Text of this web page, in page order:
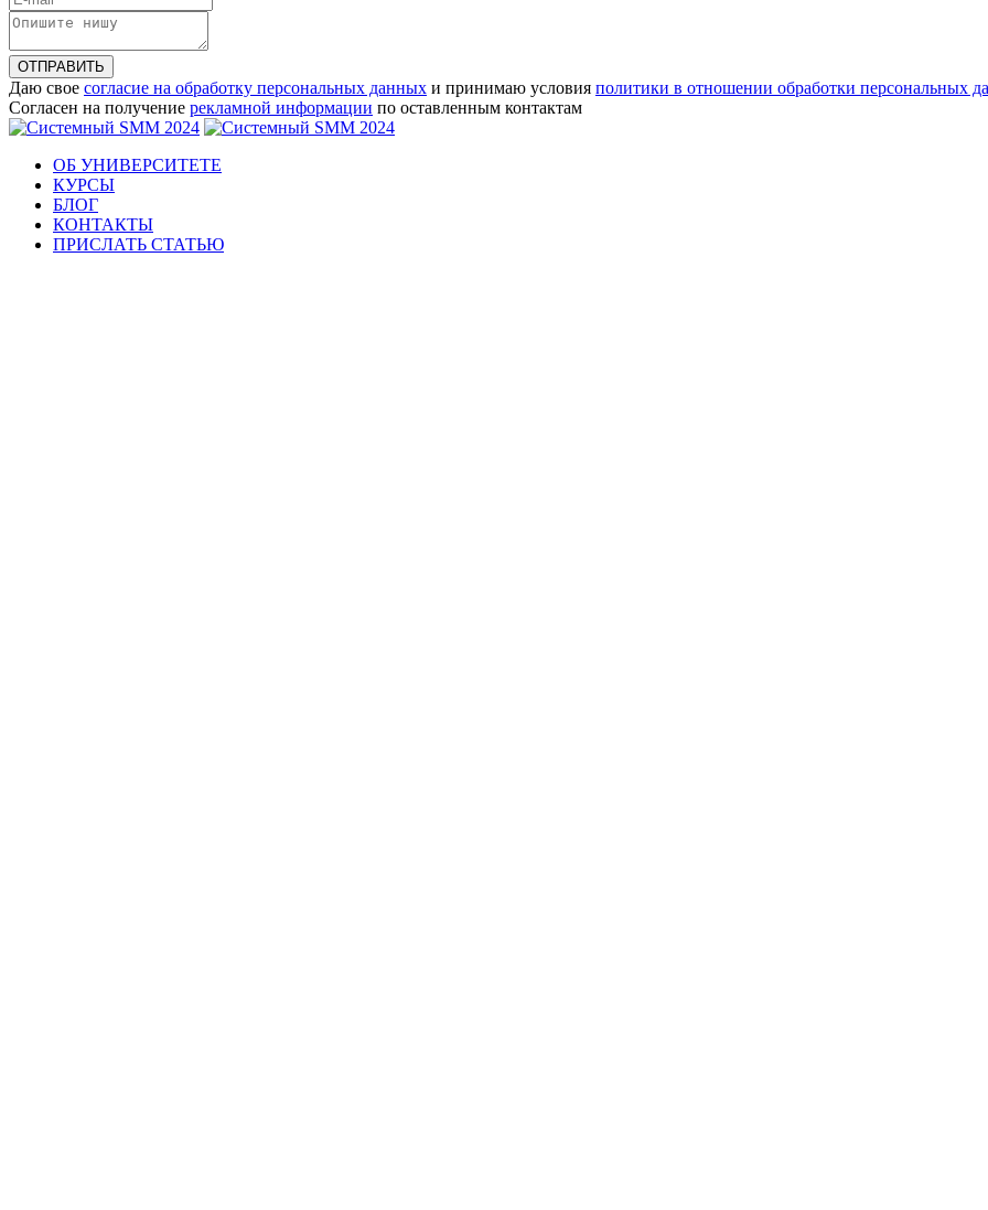
ОТПРАВИТЬ
Даю свое согласие на обработку персональных данных и принимаю условия политики в отношении обработки персональных
Согласен на получение рекламной информации по оставленным контактам
ОБ УНИВЕРСИТЕТЕ
КУРСЫ
БЛОГ
КОНТАКТЫ
ПРИСЛАТЬ СТАТЬЮ